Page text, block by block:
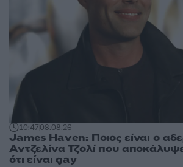
10:4708.08.26
James Haven: Ποιος είναι ο
Αντζελίνα Τζολί που
ότι είναι gay